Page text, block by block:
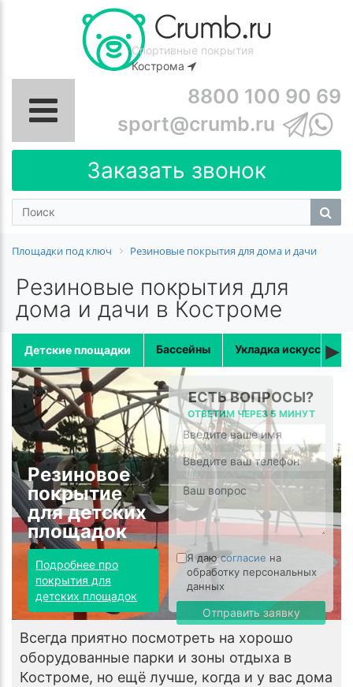
Спортивные покрытия
Кострома
8800 100 90 69
sport@crumb.ru
Заказать звонок
Площадки под ключ Резиновые покрытия для дома и дачи
Резиновые покрытия для
дома и дачи в Костроме
Детские площадки Бассейны Укладка ▸
Резиновое
покрытие
для детских
площадок
Подробнее про
покрытия для
детских площадок
ЕСТЬ ВОПРОСЫ?
ОТВЕТИМ ЧЕРЕЗ 5 МИНУТ
Я даюсогласие на
обработку персональных
данных
Отправить заявку
Всегда приятно посмотреть на хорошо
оборудованные парки и зоны отдыха в
Костроме, но ещё лучше, когда и у вас дома